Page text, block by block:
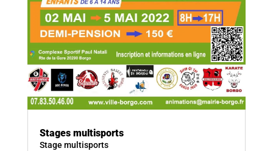
Stages multisports
Stage multisports